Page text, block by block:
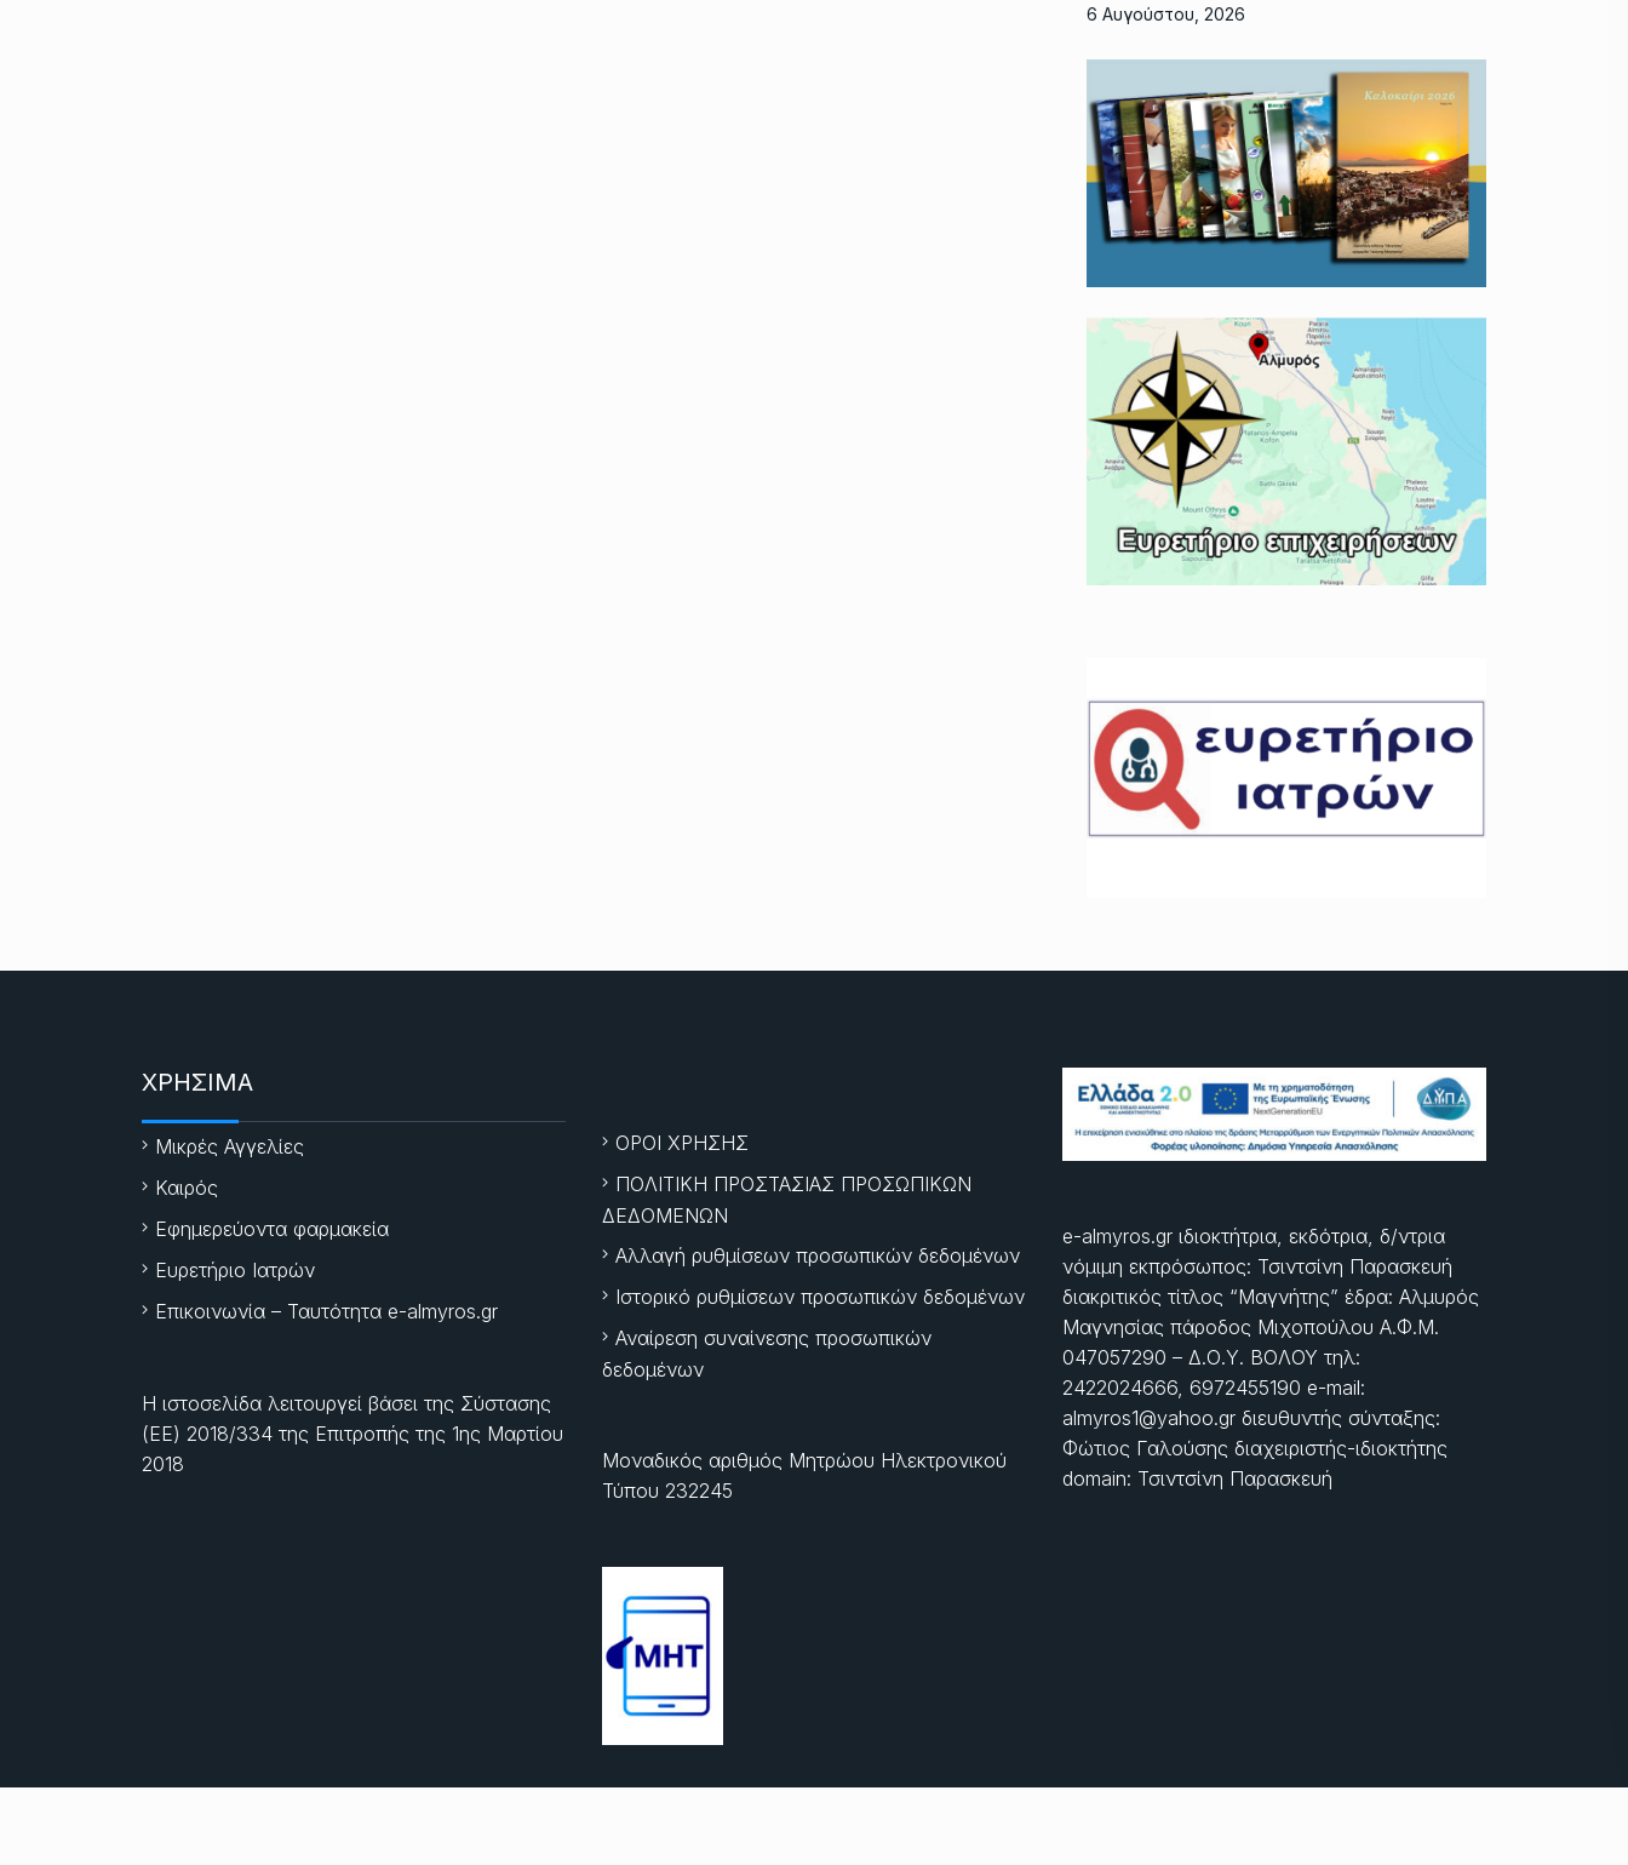
6 Αυγούστου, 2026
ΧΡΗΣΙΜΑ
Μικρές Αγγελίες
Καιρός
Εφημερεύοντα φαρμακεία
Ευρετήριο Ιατρών
Επικοινωνία – Ταυτότητα e-almyros.gr
Η ιστοσελίδα λειτουργεί βάσει της Σύστασης
(ΕΕ) 2018/334 της Επιτροπής της 1ης Μαρτίου
2018
ΟΡΟΙ ΧΡΗΣΗΣ
ΠΟΛΙΤΙΚΗ ΠΡΟΣΤΑΣΙΑΣ ΠΡΟΣΩΠΙΚΩΝ
ΔΕΔΟΜΕΝΩΝ
Αλλαγή ρυθμίσεων προσωπικών δεδομένων
Ιστορικό ρυθμίσεων προσωπικών δεδομένων
Αναίρεση συναίνεσης προσωπικών
δεδομένων
Μοναδικός αριθμός Μητρώου Ηλεκτρονικού
Τύπου 232245
e-almyros.gr ιδιοκτήτρια, εκδότρια, δ/ντρια
νόμιμη εκπρόσωπος: Τσιντσίνη Παρασκευή
διακριτικός τίτλος “Μαγνήτης” έδρα: Αλμυρός
Μαγνησίας πάροδος Μιχοπούλου Α.Φ.Μ.
047057290 – Δ.Ο.Υ. ΒΟΛΟΥ τηλ:
2422024666, 6972455190 e-mail:
almyros1@yahoo.gr διευθυντής σύνταξης:
Φώτιος Γαλούσης διαχειριστής-ιδιοκτήτης
domain: Τσιντσίνη Παρασκευή